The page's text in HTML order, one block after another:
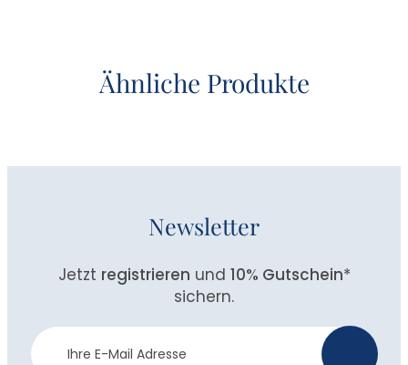
Ähnliche Produkte
Newsletter
Jetzt registrieren und 10% Gutschein*
sichern.
Newsletter
Anmeldung